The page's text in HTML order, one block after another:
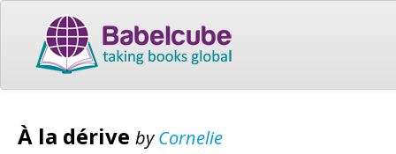
À la dérive byCornelie